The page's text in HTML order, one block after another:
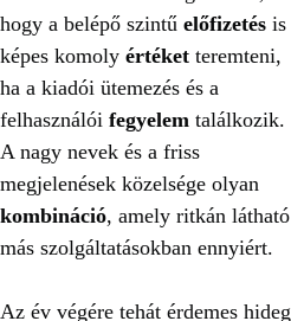
hogy a belépő szintű előfizetés is
képes komoly értéket teremteni,
ha a kiadói ütemezés és a
felhasználói fegyelem találkozik.
A nagy nevek és a friss
megjelenések közelsége olyan
kombináció, amely ritkán látható
más szolgáltatásokban ennyiért.
Az év végére tehát érdemes hideg